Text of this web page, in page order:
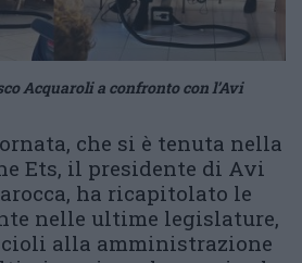
Acquaroli a confronto con l’Avi
che si è tenuta nella
Ets, il presidente di Avi
ha ricapitolato le
nelle ultime legislature,
alla amministrazione